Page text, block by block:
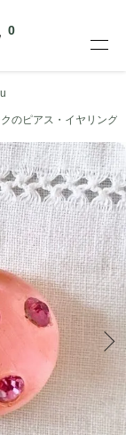
0
のピアス・イヤリング